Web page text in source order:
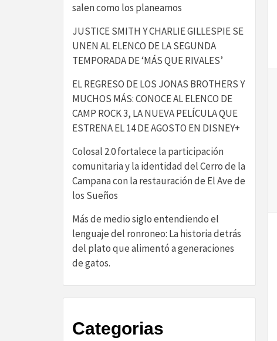
salen como los planeamos
JUSTICE SMITH Y CHARLIE GILLESPIE SE
UNEN AL ELENCO DE LA SEGUNDA
TEMPORADA DE ‘MÁS QUE RIVALES’
EL REGRESO DE LOS JONAS BROTHERS Y
MUCHOS MÁS: CONOCE AL ELENCO DE
CAMP ROCK 3, LA NUEVA PELÍCULA QUE
ESTRENA EL 14 DE AGOSTO EN DISNEY+
Colosal 2.0 fortalece la participación
comunitaria y la identidad del Cerro de la
Campana con la restauración de El Ave de
los Sueños
Más de medio siglo entendiendo el
lenguaje del ronroneo: La historia detrás
del plato que alimentó a generaciones
de gatos.
Categorias